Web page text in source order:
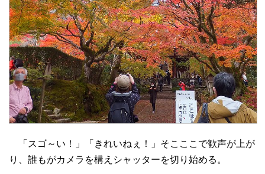
「スゴ～い！」「きれいねぇ！」そこここで歓声が上が
り、誰もがカメラを構えシャッターを切り始める。